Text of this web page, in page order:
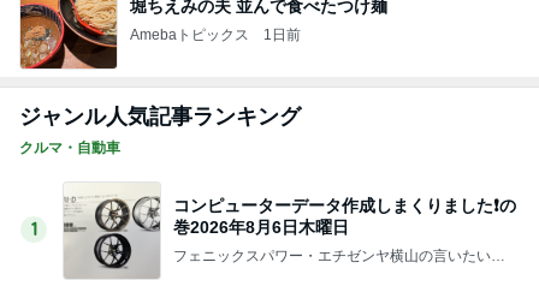
堀ちえみの夫 並んで食べたつけ麺
Amebaトピックス 1日前
ジャンル人気記事ランキング
クルマ・自動車
1
コンピューターデータ作成しまくりました❗の
巻2026年8月6日木曜日
フェニックスパワー・エチゼンヤ横山の言いたい放